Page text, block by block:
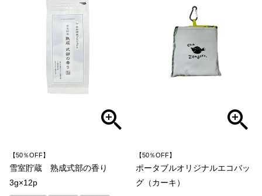
【50％OFF】
雪室貯蔵 熟成式部の香り
3g×12p
【50％OFF】
ポータブルオリジナルエコバッ
グ（カーキ）